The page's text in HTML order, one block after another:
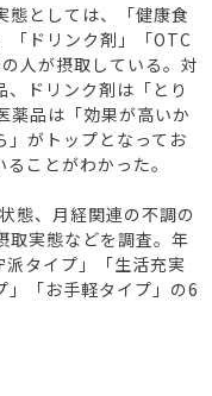
としては、「健康食
「ドリンク剤」「OTC
人が摂取している。対
ドリンク剤は「とり
薬品は「効果が高いか
」がトップとなってお
ことがわかった。
態、月経関連の不調の
取実態などを調査。年
タイプ」「生活充実
」「お手軽タイプ」の6